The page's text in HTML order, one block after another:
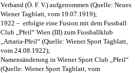
Verband (Ö. F. V.) aufgenommen (Quelle: Neues
Wiener Tagblatt, vom 19.07.1919);
1922 – erfolgte eine Fusion mit dem Fussball
Club „Pfeil“ Wien (III) zum Fussballklub
„Artaria-Pfeil“ (Quelle: Wiener Sport Tagblatt,
vom 24.08.1922);
Namensänderung in Wiener Sport Club „Pfeil“
(Quelle: Wiener Sport Tagblatt, vom